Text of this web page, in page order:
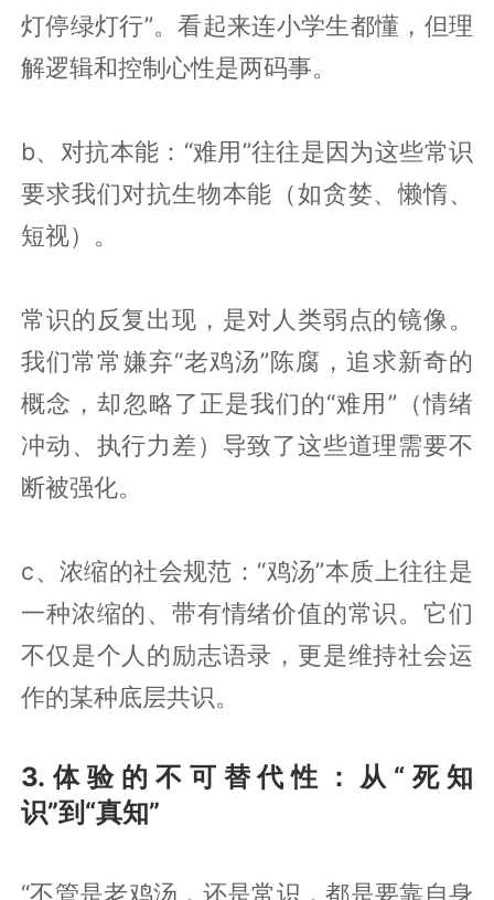
灯停绿灯行”。看起来连小学生都懂，但理
解逻辑和控制心性是两码事。
b、对抗本能：“难用”往往是因为这些常识
要求我们对抗生物本能（如贪婪、懒惰、
短视）。
常识的反复出现，是对人类弱点的镜像。
我们常常嫌弃“老鸡汤”陈腐，追求新奇的
概念，却忽略了正是我们的“难用”（情绪
冲动、执行力差）导致了这些道理需要不
断被强化。
c、浓缩的社会规范：“鸡汤”本质上往往是
一种浓缩的、带有情绪价值的常识。它们
不仅是个人的励志语录，更是维持社会运
作的某种底层共识。
3.体验的不可替代性：从“死知
识”到“真知”
“不管是老鸡汤，还是常识，都是要靠自身